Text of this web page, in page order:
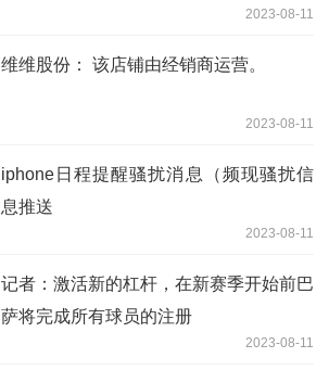
2023-08-11
维维股份： 该店铺由经销商运营。
2023-08-11
iphone日程提醒骚扰消息（频现骚扰信
息推送
2023-08-11
记者：激活新的杠杆，在新赛季开始前巴
萨将完成所有球员的注册
2023-08-11